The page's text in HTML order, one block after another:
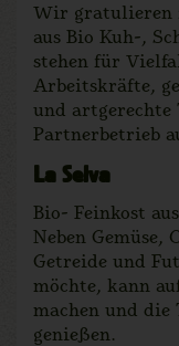
Wir gratulieren
aus Bio Kuh-,
stehen für
Arbeitskräfte,
und artgerechte
Partnerbetrieb
La Selva
Bio- Feinkost
Neben Gemüse,
Getreide und
möchte, kann
machen und die
genießen.